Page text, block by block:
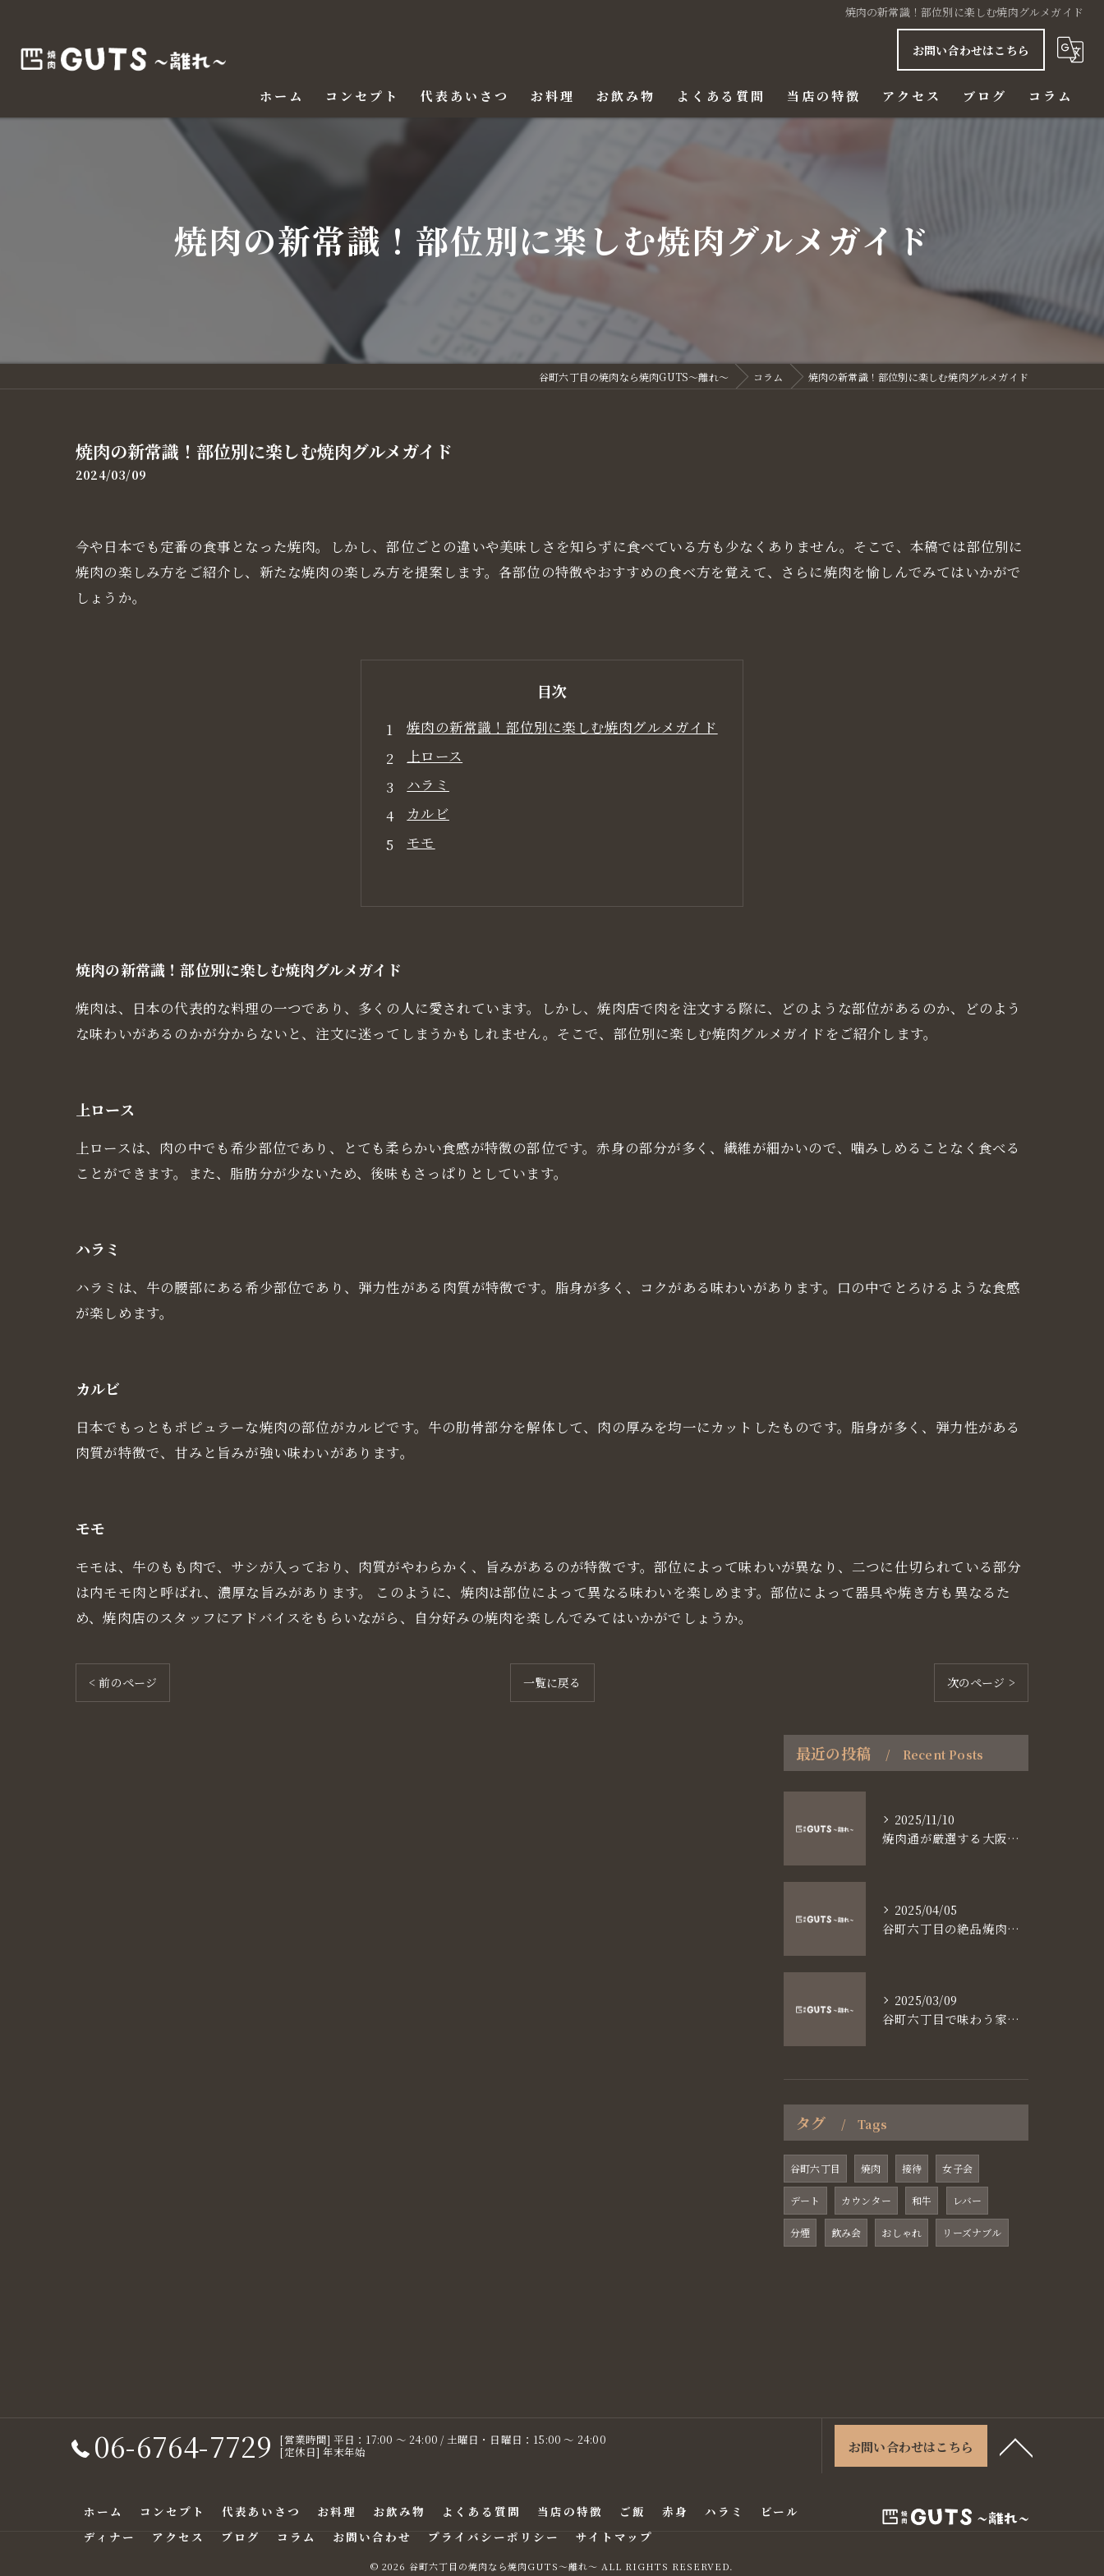
焼肉の新常識！部位別に楽しむ焼肉グルメガイド
お問い合わせはこちら
ホーム コンセプト 代表あいさつ お料理 お飲み物 よくある質問 当店の特徴
ご飯
ハラミ
アクセス ブログ コラム
焼肉の新常識！部位別に楽しむ焼肉グルメガイド
谷町六丁目の焼肉なら焼肉GUTS～離れ～ コラム 焼肉の新常識！部位別に楽しむ焼肉グルメガイド
焼肉の新常識！部位別に楽しむ焼肉グルメガイド
2024/03/09
今や日本でも定番の食事となった焼肉。しかし、部位ごとの違いや美味しさを知らずに食べている方も少なくありません。そこで、本稿では部位別に
焼肉の楽しみ方をご紹介し、新たな焼肉の楽しみ方を提案します。各部位の特徴やおすすめの食べ方を覚えて、さらに焼肉を愉しんでみてはいかがで
しょうか。
目次
焼肉の新常識！部位別に楽しむ焼肉グルメガイド
上ロース
ハラミ
カルビ
モモ
焼肉の新常識！部位別に楽しむ焼肉グルメガイド
焼肉は、日本の代表的な料理の一つであり、多くの人に愛されています。しかし、焼肉店で肉を注文する際に、どのような部位があるのか、どのよう
な味わいがあるのかが分からないと、注文に迷ってしまうかもしれません。そこで、部位別に楽しむ焼肉グルメガイドをご紹介します。
上ロース
上ロースは、肉の中でも希少部位であり、とても柔らかい食感が特徴の部位です。赤身の部分が多く、繊維が細かいので、噛みしめることなく食べる
ことができます。また、脂肪分が少ないため、後味もさっぱりとしています。
ハラミ
ハラミは、牛の腰部にある希少部位であり、弾力性がある肉質が特徴です。脂身が多く、コクがある味わいがあります。口の中でとろけるような食感
が楽しめます。
カルビ
日本でもっともポピュラーな焼肉の部位がカルビです。牛の肋骨部分を解体して、肉の厚みを均一にカットしたものです。脂身が多く、弾力性がある
肉質が特徴で、甘みと旨みが強い味わいがあります。
モモ
モモは、牛のもも肉で、サシが入っており、肉質がやわらかく、旨みがあるのが特徴です。部位によって味わいが異なり、二つに仕切られている部分
は内モモ肉と呼ばれ、濃厚な旨みがあります。 このように、焼肉は部位によって異なる味わいを楽しめます。部位によって器具や焼き方も異なるた
め、焼肉店のスタッフにアドバイスをもらいながら、自分好みの焼肉を楽しんでみてはいかがでしょうか。
< 前のページ 一覧に戻る 次のページ >
最近の投稿 Recent Posts
2025/11/10
焼肉通が厳選する大阪長堀鶴見緑地線谷町六丁目満足食事術
2025/04/05
谷町六丁目の絶品焼肉体験
2025/03/09
谷町六丁目で味わう家族と焼肉の魅力
タグ Tags
谷町六丁目 焼肉 接待 女子会
デート カウンター 和牛 レバー
分煙 飲み会 おしゃれ リーズナブル
06-6764-7729
[営業時間] 平日：17:00 〜 24:00 / 土曜日・日曜日：15:00 ～ 24:00
[定休日] 年末年始
お問い合わせはこちら
ホーム コンセプト 代表あいさつ お料理 お飲み物 よくある質問 当店の特徴 ご飯 赤身 ハラミ
ビール
ディナー
アクセス ブログ コラム お問い合わせ プライバシーポリシー サイトマップ
© 2026 谷町六丁目の焼肉なら焼肉GUTS～離れ～ ALL RIGHTS RESERVED.